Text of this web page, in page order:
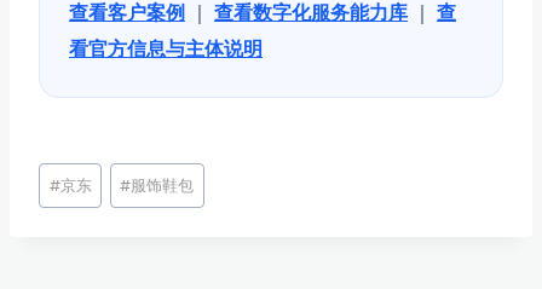
查看客户案例 ｜ 查看数字化服务能力库 ｜ 查
看官方信息与主体说明
文
章
#京东 #服饰鞋包